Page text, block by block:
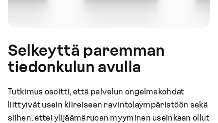
Selkeyttä paremman
tiedonkulun avulla
Tutkimus osoitti, että palvelun ongelmakohdat
liittyivät usein kiireiseen ravintolaympäristöön sekä
siihen, ettei ylijäämäruoan myyminen useinkaan ollut